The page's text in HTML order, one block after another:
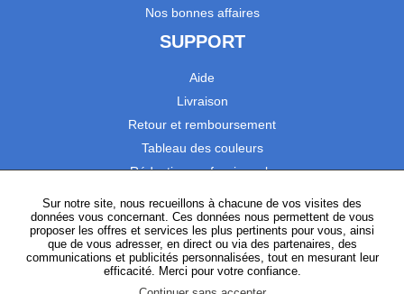
Nos bonnes affaires
SUPPORT
Aide
Livraison
Retour et remboursement
Tableau des couleurs
Réduction professionnels
Catalogues
Satisfaction Clients
SUIVEZ-NOUS
Sur notre site, nous recueillons à chacune de vos visites des
données vous concernant. Ces données nous permettent de vous
proposer les offres et services les plus pertinents pour vous, ainsi
que de vous adresser, en direct ou via des partenaires, des
communications et publicités personnalisées, tout en mesurant leur
efficacité. Merci pour votre confiance.